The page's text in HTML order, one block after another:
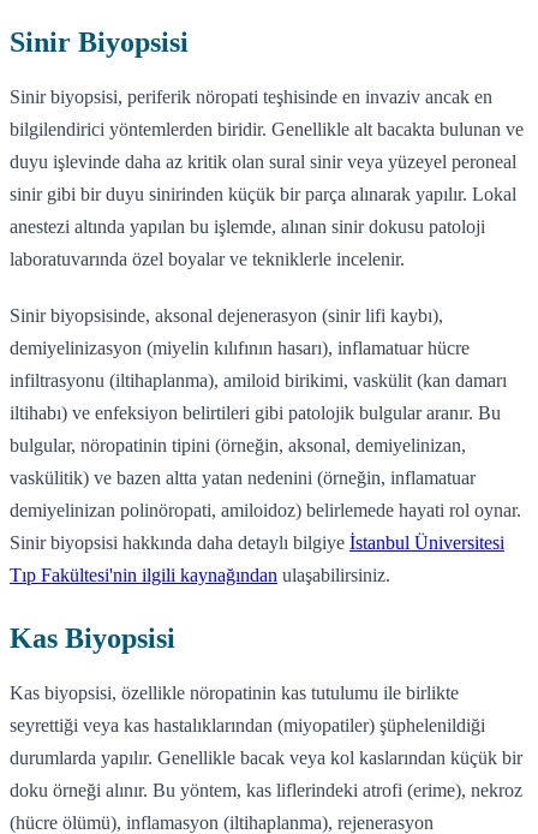
Sinir Biyopsisi
Sinir biyopsisi, periferik nöropati teşhisinde en invaziv ancak en
bilgilendirici yöntemlerden biridir. Genellikle alt bacakta bulunan ve
duyu işlevinde daha az kritik olan sural sinir veya yüzeyel peroneal
sinir gibi bir duyu sinirinden küçük bir parça alınarak yapılır. Lokal
anestezi altında yapılan bu işlemde, alınan sinir dokusu patoloji
laboratuvarında özel boyalar ve tekniklerle incelenir.
Sinir biyopsisinde, aksonal dejenerasyon (sinir lifi kaybı),
demiyelinizasyon (miyelin kılıfının hasarı), inflamatuar hücre
infiltrasyonu (iltihaplanma), amiloid birikimi, vaskülit (kan damarı
iltihabı) ve enfeksiyon belirtileri gibi patolojik bulgular aranır. Bu
bulgular, nöropatinin tipini (örneğin, aksonal, demiyelinizan,
vaskülitik) ve bazen altta yatan nedenini (örneğin, inflamatuar
demiyelinizan polinöropati, amiloidoz) belirlemede hayati rol oynar.
Sinir biyopsisi hakkında daha detaylı bilgiye İstanbul Üniversitesi
Tıp Fakültesi'nin ilgili kaynağından ulaşabilirsiniz.
Kas Biyopsisi
Kas biyopsisi, özellikle nöropatinin kas tutulumu ile birlikte
seyrettiği veya kas hastalıklarından (miyopatiler) şüphelenildiği
durumlarda yapılır. Genellikle bacak veya kol kaslarından küçük bir
doku örneği alınır. Bu yöntem, kas liflerindeki atrofi (erime), nekroz
(hücre ölümü), inflamasyon (iltihaplanma), rejenerasyon